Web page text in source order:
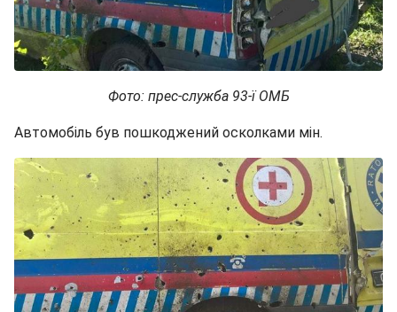
Фото: прес-служба 93-ї ОМБ
Автомобіль був пошкоджений осколками мін.